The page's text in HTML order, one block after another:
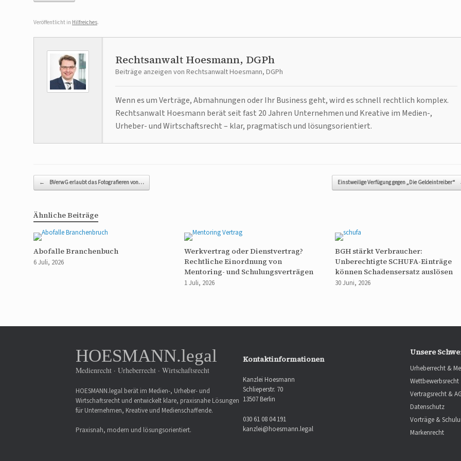
Veröffentlicht in Hilfreiches.
Rechtsanwalt Hoesmann, DGPh
Beiträge anzeigen von Rechtsanwalt Hoesmann, DGPh
Wenn es um Verträge, Abmahnungen oder Ihr Business geht, wird es schnell rechtlich komplex.
Rechtsanwalt Hoesmann berät seit fast 20 Jahren Unternehmen und Kreative im Medien-,
Urheber- und Wirtschaftsrecht – klar, pragmatisch und lösungsorientiert.
Beitragsnavigation
← BVerwG erlaubt das Fotografieren von… Einstweilige Verfügung gegen „Die Geldeintreiber“
Ähnliche Beiträge
Abofalle Branchenbuch
6 Juli, 2026
Werkvertrag oder Dienstvertrag?
Rechtliche Einordnung von
Mentoring- und Schulungsverträgen
1 Juli, 2026
BGH stärkt Verbraucher:
Unberechtigte SCHUFA-Einträge
können Schadensersatz auslösen
30 Juni, 2026
HOESMANN.legal
Medienrecht · Urheberrecht · Wirtschaftsrecht
HOESMANN.legal berät im Medien-, Urheber- und
Wirtschaftsrecht und entwickelt klare, praxisnahe Lösungen
für Unternehmen, Kreative und Medienschaffende.
Praxisnah, modern und lösungsorientiert.
Kontaktinformationen
Kanzlei Hoesmann
Schlieperstr. 70
13507 Berlin
030 61 08 04 191
kanzlei@hoesmann.legal
Unsere
Urheberrecht &
Wettbewerbsrecht
Vertragsrecht &
Datenschutz
Vorträge &
Markenrecht